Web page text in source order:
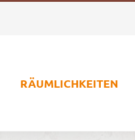
RÄUMLICHKEITEN